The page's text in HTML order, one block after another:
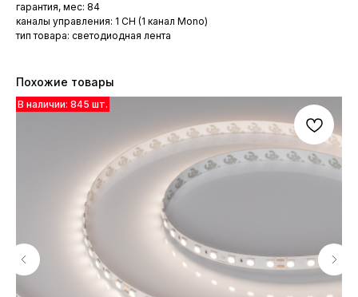
гарантия, мес: 84
каналы управления: 1 CH (1 канал Mono)
тип товара: светодиодная лента
Похожие товары